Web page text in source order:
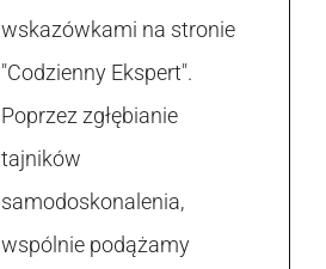
wskazówkami na stronie
"Codzienny Ekspert".
Poprzez zgłębianie
tajników
samodoskonalenia,
wspólnie podążamy